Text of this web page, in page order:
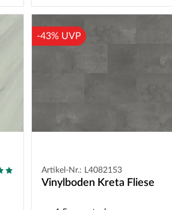
-43% UVP
Artikel-Nr.: L4082153
Vinylboden Kreta Fliese